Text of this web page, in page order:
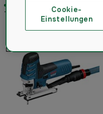
Auf Lager. Versandfertig in 2-4
Tagen.
Cookie-
Einstellungen